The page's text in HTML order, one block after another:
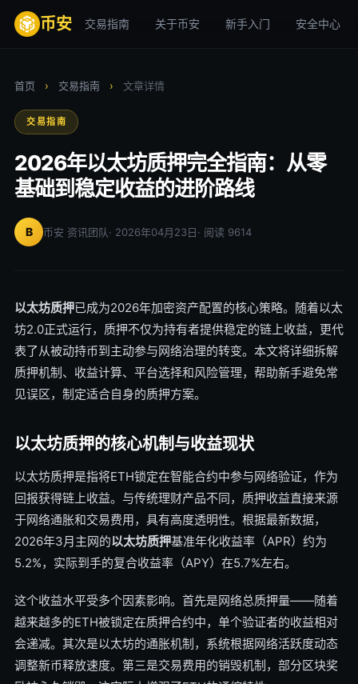
币安 交易指南 关于币安 新手入门 安全中心
首页 › 交易指南 › 文章详情
交易指南
2026年以太坊质押完全指南：从零
基础到稳定收益的进阶路线
B 币安 资讯团队· 2026年04月23日· 阅读 9614
以太坊质押已成为2026年加密资产配置的核心策略。随着以太
坊2.0正式运行，质押不仅为持有者提供稳定的链上收益，更代
表了从被动持币到主动参与网络治理的转变。本文将详细拆解
质押机制、收益计算、平台选择和风险管理，帮助新手避免常
见误区，制定适合自身的质押方案。
以太坊质押的核心机制与收益现状
以太坊质押是指将ETH锁定在智能合约中参与网络验证，作为
回报获得链上收益。与传统理财产品不同，质押收益直接来源
于网络通胀和交易费用，具有高度透明性。根据最新数据，
2026年3月主网的以太坊质押基准年化收益率（APR）约为
5.2%，实际到手的复合收益率（APY）在5.7%左右。
这个收益水平受多个因素影响。首先是网络总质押量——随着
越来越多的ETH被锁定在质押合约中，单个验证者的收益相对
会递减。其次是以太坊的通胀机制，系统根据网络活跃度动态
调整新币释放速度。第三是交易费用的销毁机制，部分区块奖